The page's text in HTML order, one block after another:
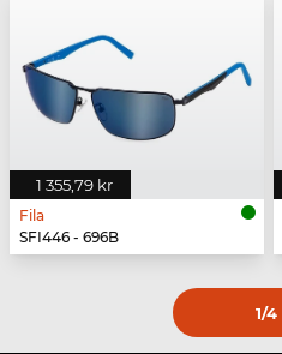
1 355,79 kr
Fila
SFI446 - 696B
1/4